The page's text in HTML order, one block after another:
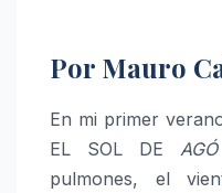
Por Mauro
En mi primer
EL SOL DE
pulmones, el